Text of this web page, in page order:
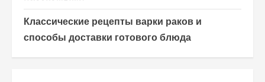
Классические рецепты варки раков и
способы доставки готового блюда